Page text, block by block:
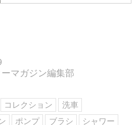
こちらの商品は、メーカー在庫品
■水圧を高め放水するポンプ式ク
■5種類の水流を放つシャワーヘッ
ドとブラシが付属。
■タンク容量は7リットル、ご家庭
マガジン編集部
コレクション
洗車
ポンプ ブラシ シャワー